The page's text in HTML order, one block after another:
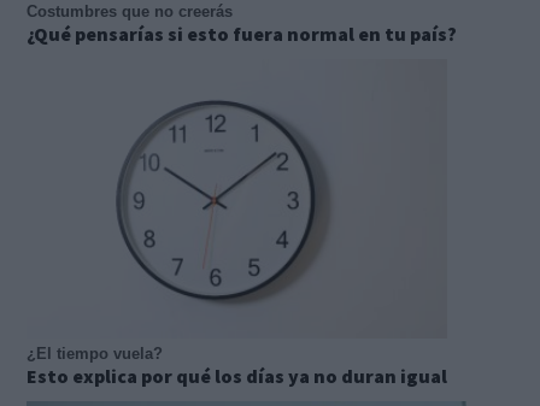
Costumbres que no creerás
¿Qué pensarías si esto fuera normal en tu país?
¿El tiempo vuela?
Esto explica por qué los días ya no duran igual